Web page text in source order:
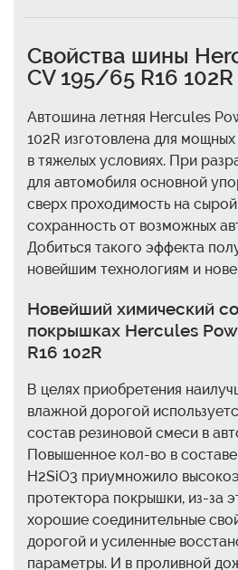
Свойства шины
CV 195/65 R16 102R
Автошина летняя Hercules
102R изготовлена для
в тяжелых условиях. При
для автомобиля основной
сверх проходимость на
сохранность от возможных
Добиться такого эффекта
новейшим технологиям и
Новейший химический
покрышках Hercules
R16 102R
В целях приобретения
влажной дорогой
состав резиновой смеси в
Повышенное кол-во в
H2SiО3 приумножило
протектора покрышки, из-за
хорошие соединительные
дорогой и усиленные
параметры. И в проливной